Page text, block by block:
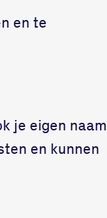
en te
je eigen naam
en kunnen